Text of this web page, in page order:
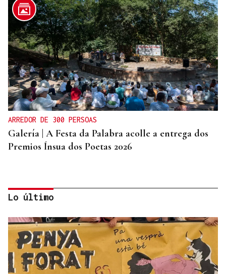
ARREDOR DE 300 PERSOAS
Galería | A Festa da Palabra acolle a entrega dos
Premios Ínsua dos Poetas 2026
Lo último